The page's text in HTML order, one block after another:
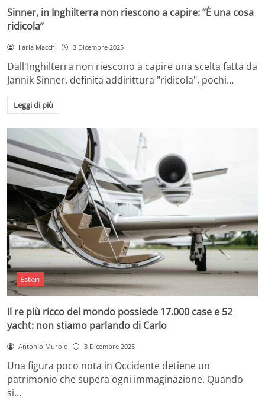
Sinner, in Inghilterra non riescono a capire: ”È una cosa
ridicola”
Ilaria Macchi 3 Dicembre 2025
Dall'Inghilterra non riescono a capire una scelta fatta da
Jannik Sinner, definita addirittura "ridicola", pochi…
Leggi di più
Esteri
Il re più ricco del mondo possiede 17.000 case e 52
yacht: non stiamo parlando di Carlo
Antonio Murolo 3 Dicembre 2025
Una figura poco nota in Occidente detiene un
patrimonio che supera ogni immaginazione. Quando
si…